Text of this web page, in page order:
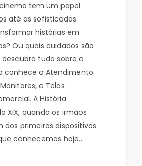
tem um papel
até as sofisticadas
histórias em
Ou quais cuidados são
tudo sobre o
conhece o Atendimento
e Telas
A História
XIX, quando os irmãos
dos primeiros dispositivos
conhecemos hoje…